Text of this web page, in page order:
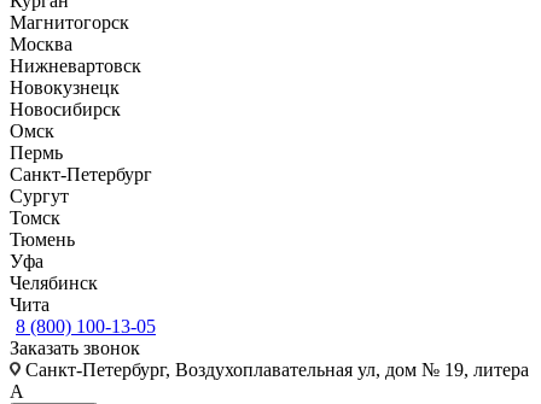
Магнитогорск
Москва
Нижневартовск
Новокузнецк
Новосибирск
Омск
Пермь
Санкт-Петербург
Сургут
Томск
Тюмень
Уфа
Челябинск
Чита
8 (800) 100-13-05
Заказать звонок
Санкт-Петербург, Воздухоплавательная ул, дом № 19, литера
А